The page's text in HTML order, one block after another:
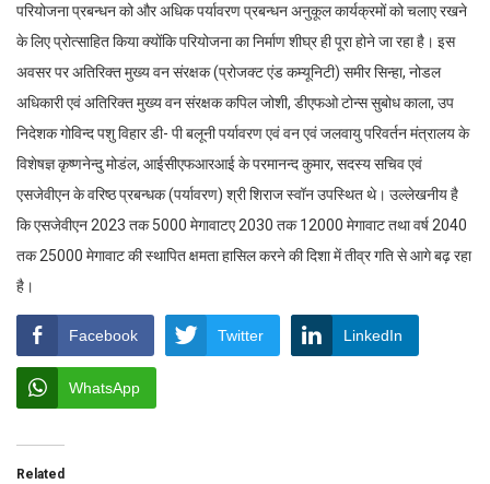
परियोजना प्रबन्धन को और अधिक पर्यावरण प्रबन्धन अनुकूल कार्यक्रमों को चलाए रखने
के लिए प्रोत्साहित किया क्योंकि परियोजना का निर्माण शीघ्र ही पूरा होने जा रहा है। इस
अवसर पर अतिरिक्त मुख्य वन संरक्षक (प्रोजक्ट एंड कम्यूनिटी) समीर सिन्हा, नोडल
अधिकारी एवं अतिरिक्त मुख्य वन संरक्षक कपिल जोशी, डीएफओ टोन्स सुबोध काला, उप
निदेशक गोविन्द पशु विहार डी- पी बलूनी पर्यावरण एवं वन एवं जलवायु परिवर्तन मंत्रालय के
विशेषज्ञ कृष्णनेन्दु मोडंल, आईसीएफआरआई के परमानन्द कुमार, सदस्य सचिव एवं
एसजेवीएन के वरिष्ठ प्रबन्धक (पर्यावरण) श्री शिराज स्वॉन उपस्थित थे। उल्लेखनीय है
कि एसजेवीएन 2023 तक 5000 मेगावाटए 2030 तक 12000 मेगावाट तथा वर्ष 2040
तक 25000 मेगावाट की स्थापित क्षमता हासिल करने की दिशा में तीव्र गति से आगे बढ़ रहा
है।
Facebook Twitter LinkedIn
WhatsApp
Related